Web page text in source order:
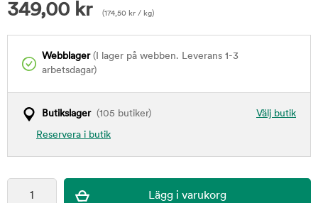
349,00 kr (174,50 kr / kg)
Webblager(I lager på webben. Leverans 1-3
arbetsdagar)
Välj butik
Butikslager(105 butiker)
Reservera i butik